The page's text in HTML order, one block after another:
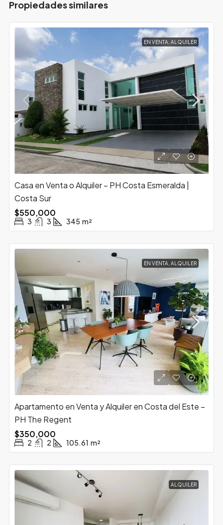
Propiedades similares
EN VENTA, ALQUILER
Casa en Venta o Alquiler – PH Costa Esmeralda |
Costa Sur
$550,000
3 3 345 m²
EN VENTA, ALQUILER
Apartamento en Venta y Alquiler en Costa del Este –
PH The Regent
$350,000
2 2 105.61 m²
ALQUILER